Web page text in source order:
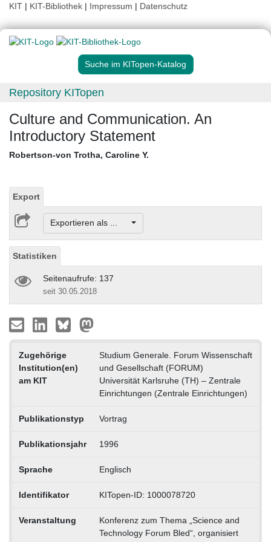
KIT | KIT-Bibliothek | Impressum | Datenschutz
Suche im KITopen-Katalog
Repository KITopen
Culture and Communication. An
Introductory Statement
Robertson-von Trotha, Caroline Y.
Export
Exportieren als ...
Statistiken
Seitenaufrufe: 137
seit 30.05.2018
Zugehörige
Institution(en)
am KIT
Studium Generale. Forum Wissenschaft
und Gesellschaft (FORUM)
Universität Karlsruhe (TH) – Zentrale
Einrichtungen (Zentrale Einrichtungen)
Publikationstyp Vortrag
Publikationsjahr 1996
Sprache Englisch
Identifikator KITopen-ID: 1000078720
Veranstaltung
Konferenz zum Thema „Science and
Technology Forum Bled“, organisiert